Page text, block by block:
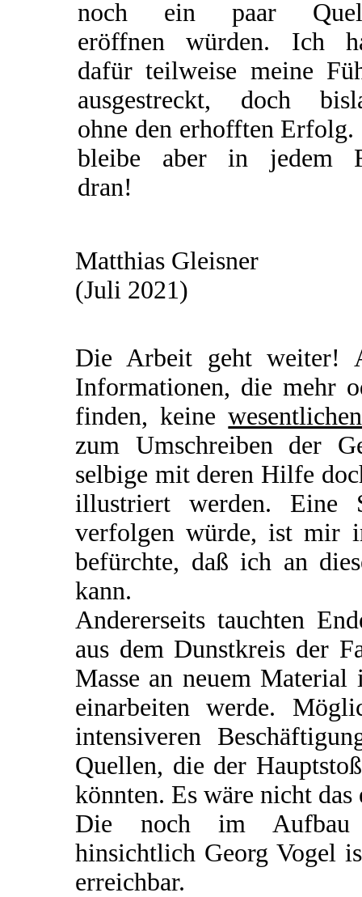
noch ein paar
eröffnen würden. Ich
dafür teilweise meine
ausgestreckt, doch
ohne den erhofften Erfolg.
bleibe aber in jedem
dran!
Matthias Gleisner
(Juli 2021)
Die Arbeit geht weiter!
Informationen, die mehr
finden, keinewesentlichen
zum Umschreiben der
selbige mit deren Hilfe
illustriert werden. Eine
verfolgen würde, ist mir
befürchte, daß ich an
kann.
Andererseits tauchten
aus dem Dunstkreis der
Masse an neuem Material
einarbeiten werde.
intensiveren
Quellen, die der
könnten. Es wäre nicht
Die noch im Aufbau
hinsichtlich Georg Vogel
erreichbar.